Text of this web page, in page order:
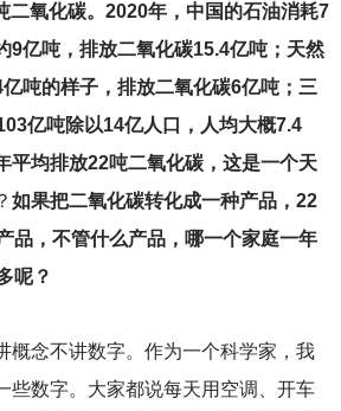
二氧化碳。2020年，中国的石油消耗7
9亿吨，排放二氧化碳15.4亿吨；天然
吨的样子，排放二氧化碳6亿吨；三
亿吨除以14亿人口，人均大概7.4
平均排放22吨二氧化碳，这是一个天
如果把二氧化碳转化成一种产品，22
品，不管什么产品，哪一个家庭一年
呢？
概念不讲数字。作为一个科学家，我
些数字。大家都说每天用空调、开车